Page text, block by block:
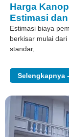
Harga
Estimasi
Estimasi biaya
berkisar mulai
standar,
Selengkapnya